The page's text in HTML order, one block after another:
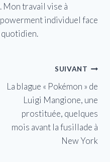
Mon travail vise à
individuel face
quotidien.
SUIVANT
La blague « Pokémon » de
Luigi Mangione, une
prostituée, quelques
mois avant la fusillade à
New York